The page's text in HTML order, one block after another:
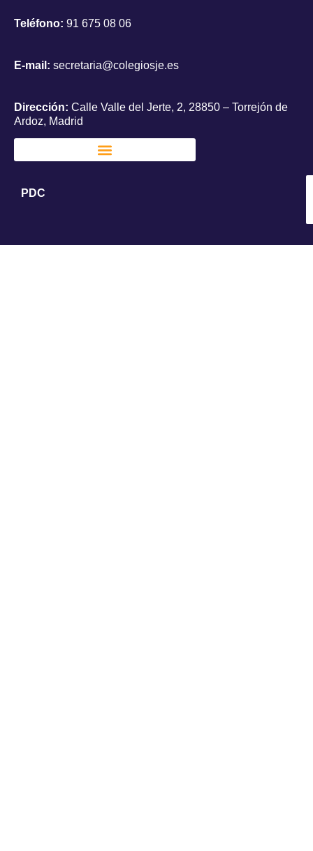
Teléfono: 91 675 08 06
E-mail: secretaria@colegiosje.es
Dirección: Calle Valle del Jerte, 2, 28850 – Torrejón de
Ardoz, Madrid
PDC